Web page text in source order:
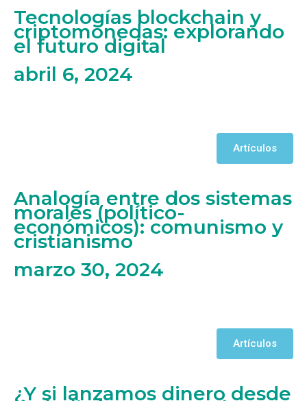
Tecnologías blockchain y
criptomonedas: explorando
el futuro digital
abril 6, 2024
Artículos
Analogía entre dos sistemas
morales (político-
económicos): comunismo y
cristianismo
marzo 30, 2024
Artículos
¿Y si lanzamos dinero desde